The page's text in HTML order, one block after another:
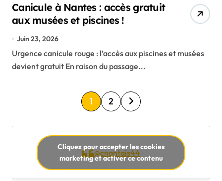
Canicule à Nantes : accès gratuit
aux musées et piscines !
Juin 23, 2026
Urgence canicule rouge : l’accès aux piscines et musées
devient gratuit En raison du passage...
P
a
g
i
n
1 2
@cnantais44
Cliquez pour accepter les cookies
marketing et activer ce contenu